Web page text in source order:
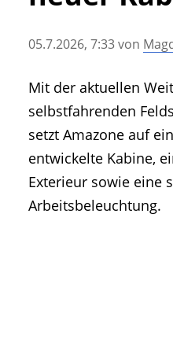
• Messen und
• Agritechnica
• Artikel nach
05.7.2026, 7:33von
Mit der aktuellen
selbstfahrenden
setzt Amazone auf
entwickelte Kabine,
Exterieur sowie eine
Arbeitsbeleuchtung.